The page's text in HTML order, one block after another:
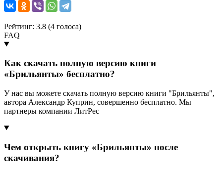
Рейтинг: 3.8 (4 голоса)
FAQ
Как скачать полную версию книги
«Брильянты» бесплатно?
У нас вы можете скачать полную версию книги "Брильянты",
автора Александр Куприн, совершенно бесплатно. Мы
партнеры компании ЛитРес
Чем открыть книгу «Брильянты» после
скачивания?